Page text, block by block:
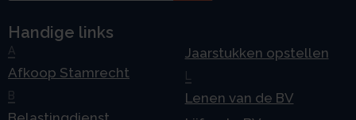
Handige links
A
Afkoop Stamrecht
B
Jaarstukken opstellen
Lenen van de BV